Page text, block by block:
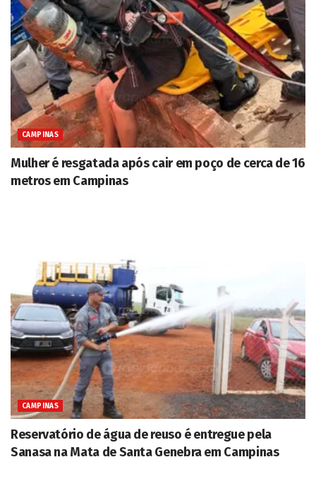
CAMPINAS
Mulher é resgatada após cair em poço de cerca de 16
metros em Campinas
CAMPINAS
Reservatório de água de reuso é entregue pela
Sanasa na Mata de Santa Genebra em Campinas